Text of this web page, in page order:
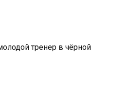
тренер в чёрной